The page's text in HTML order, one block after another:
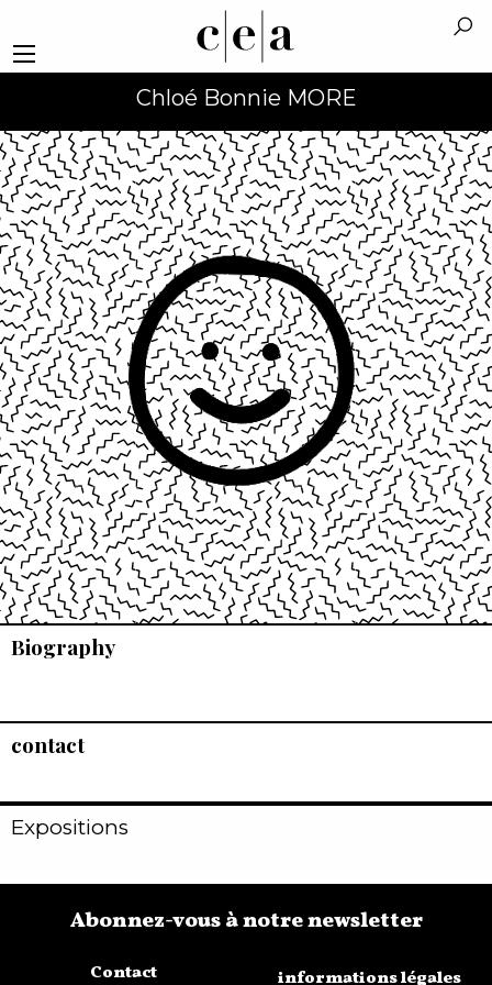
Chloé Bonnie MORE
Biography
contact
Expositions
Contact
Abonnez-vous à notre newsletter
informations légales